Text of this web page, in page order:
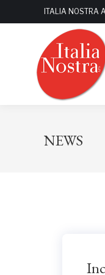
ITALIA NOSTRA
NEWS